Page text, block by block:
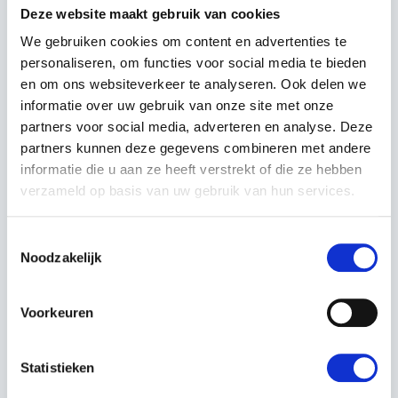
Deze website maakt gebruik van cookies
We gebruiken cookies om content en advertenties te
personaliseren, om functies voor social media te bieden
en om ons websiteverkeer te analyseren. Ook delen we
informatie over uw gebruik van onze site met onze
partners voor social media, adverteren en analyse. Deze
partners kunnen deze gegevens combineren met andere
informatie die u aan ze heeft verstrekt of die ze hebben
verzameld op basis van uw gebruik van hun services.
Noodzakelijk
Voorkeuren
Statistieken
Servicenummer: 17197
Neem contact op
OMSCHRIJVING
Husqvarna 226HD75 heggenschaar is een uitzonderlijke
goed gebalanceerde dubbelzijdige heggenschaar met
een X-Torq motor. De Husqvarna 226HD75
robuuste ontwerp zorgt voor een lange levensduur onder
zware omstandigheden. Het achter handvat van de